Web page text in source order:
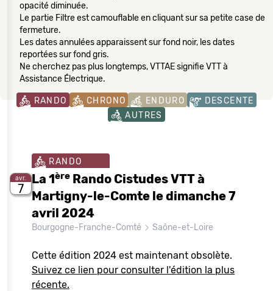
opacité diminuée.
Le partie Filtre est camouflable en cliquant sur sa petite case de
fermeture.
Les dates annulées apparaissent sur fond noir, les dates
reportées sur fond gris.
Ne cherchez pas plus longtemps, VTTAE signifie VTT à
Assistance Électrique.
RANDO CHRONO ENDURO
DESCENTE
AUTRES
avr.
7
RANDO
La 1ère Rando Cistudes VTT à
Martigny-le-Comte le dimanche 7
avril 2024
Bourgogne-Franche-Comté Saône-et-Loire
Cette édition 2024 est maintenant obsolète.
Suivez ce lien pour consulter l'édition la plus
récente.